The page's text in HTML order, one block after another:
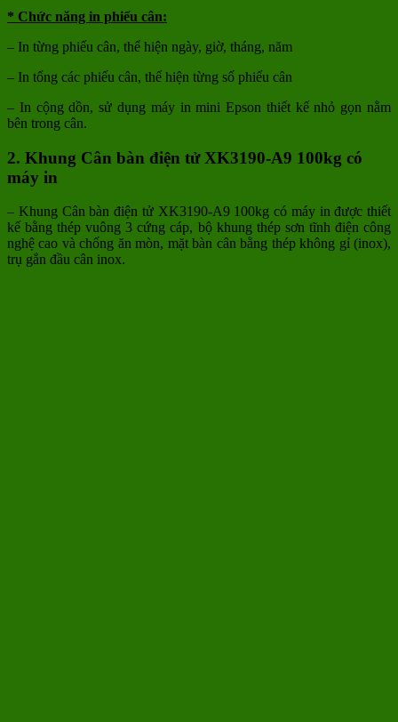
* Chức năng in phiếu cân:
– In từng phiếu cân, thể hiện ngày, giờ, tháng, năm
– In tổng các phiếu cân, thể hiện từng số phiếu cân
– In cộng dồn, sử dụng máy in mini Epson thiết kế nhỏ gọn nằm
bên trong cân.
2. Khung Cân bàn điện tử XK3190-A9 100kg có
máy in
– Khung Cân bàn điện tử XK3190-A9 100kg có máy in được thiết
kế bằng thép vuông 3 cứng cáp, bộ khung thép sơn tĩnh điện công
nghệ cao và chống ăn mòn, mặt bàn cân bằng thép không gỉ (inox),
trụ gắn đầu cân inox.